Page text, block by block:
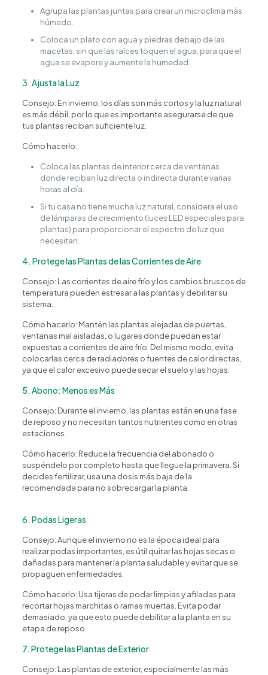
Agrupa las plantas juntas para crear un microclima más
húmedo.
Coloca un plato con agua y piedras debajo de las
macetas, sin que las raíces toquen el agua, para que el
agua se evapore y aumente la humedad.
3. Ajusta la Luz
Consejo: En invierno, los días son más cortos y la luz natural
es más débil, por lo que es importante asegurarse de que
tus plantas reciban suficiente luz.
Cómo hacerlo:
Coloca las plantas de interior cerca de ventanas
donde reciban luz directa o indirecta durante varias
horas al día.
Si tu casa no tiene mucha luz natural, considera el uso
de lámparas de crecimiento (luces LED especiales para
plantas) para proporcionar el espectro de luz que
necesitan.
4. Protege las Plantas de las Corrientes de Aire
Consejo: Las corrientes de aire frío y los cambios bruscos de
temperatura pueden estresar a las plantas y debilitar su
sistema.
Cómo hacerlo: Mantén las plantas alejadas de puertas,
ventanas mal aisladas, o lugares donde puedan estar
expuestas a corrientes de aire frío. Del mismo modo, evita
colocarlas cerca de radiadores o fuentes de calor directas,
ya que el calor excesivo puede secar el suelo y las hojas.
5. Abono: Menos es Más
Consejo: Durante el invierno, las plantas están en una fase
de reposo y no necesitan tantos nutrientes como en otras
estaciones.
Cómo hacerlo: Reduce la frecuencia del abonado o
suspéndelo por completo hasta que llegue la primavera. Si
decides fertilizar, usa una dosis más baja de la
recomendada para no sobrecargar la planta.
6. Podas Ligeras
Consejo: Aunque el invierno no es la época ideal para
realizar podas importantes, es útil quitar las hojas secas o
dañadas para mantener la planta saludable y evitar que se
propaguen enfermedades.
Cómo hacerlo: Usa tijeras de podar limpias y afiladas para
recortar hojas marchitas o ramas muertas. Evita podar
demasiado, ya que esto puede debilitar a la planta en su
etapa de reposo.
7. Protege las Plantas de Exterior
Consejo: Las plantas de exterior, especialmente las más
Happy Flower Agente IA
¿En qué podemos ayudarte?